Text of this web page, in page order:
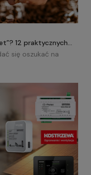
12 praktycznych
się oszukać na